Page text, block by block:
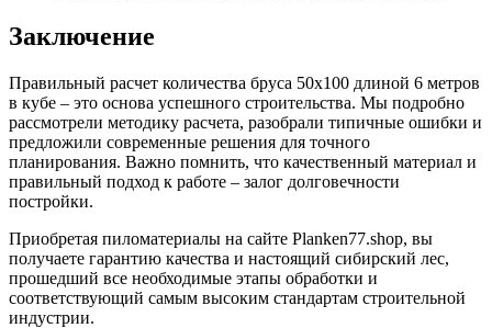
Заключение
Правильный расчет количества бруса 50х100 длиной 6 метров
в кубе – это основа успешного строительства. Мы подробно
рассмотрели методику расчета, разобрали типичные ошибки и
предложили современные решения для точного
планирования. Важно помнить, что качественный материал и
правильный подход к работе – залог долговечности
постройки.
Приобретая пиломатериалы на сайте Planken77.shop, вы
получаете гарантию качества и настоящий сибирский лес,
прошедший все необходимые этапы обработки и
соответствующий самым высоким стандартам строительной
индустрии.